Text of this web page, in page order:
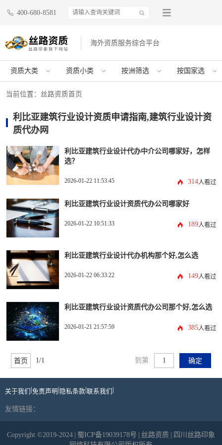
400-680-8581
海外资质服务综合平台
资质大类 资质小类 按洲筛选 按国家选
当前位置： 丝路资质首页
利比亚建筑行业设计资质申请指南,建筑行业设计资
质代办网
利比亚建筑行业设计代办中介公司哪家好，怎样
选？
2026-01-22 11:53:45 314人看过
利比亚建筑行业设计资质代办公司哪家好
2026-01-22 10:51:33 189人看过
利比亚建筑行业设计代办机构那个好,怎么选
2026-01-22 06:33:22 149人看过
利比亚建筑行业设计资质代办公司那个好,怎么选
2026-01-21 21:57:59 385人看过
首页 1/1 到第 确定
关于我们 免责声明 隐私条款 联系我们
友情链接：
Copyright ©2019-2024 蜀ICP备19039178号 丝路资质
四川丝路印象